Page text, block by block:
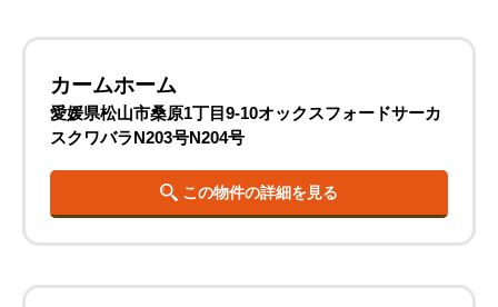
カームホーム
愛媛県松山市桑原1丁目9-10オックスフォードサーカ
スクワバラN203号N204号
この物件の詳細を見る